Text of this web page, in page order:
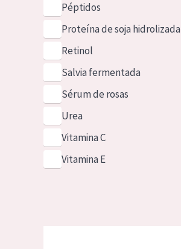
Péptidos
Proteína de soja hidrolizada
Retinol
Salvia fermentada
Sérum de rosas
Urea
Vitamina C
Vitamina E